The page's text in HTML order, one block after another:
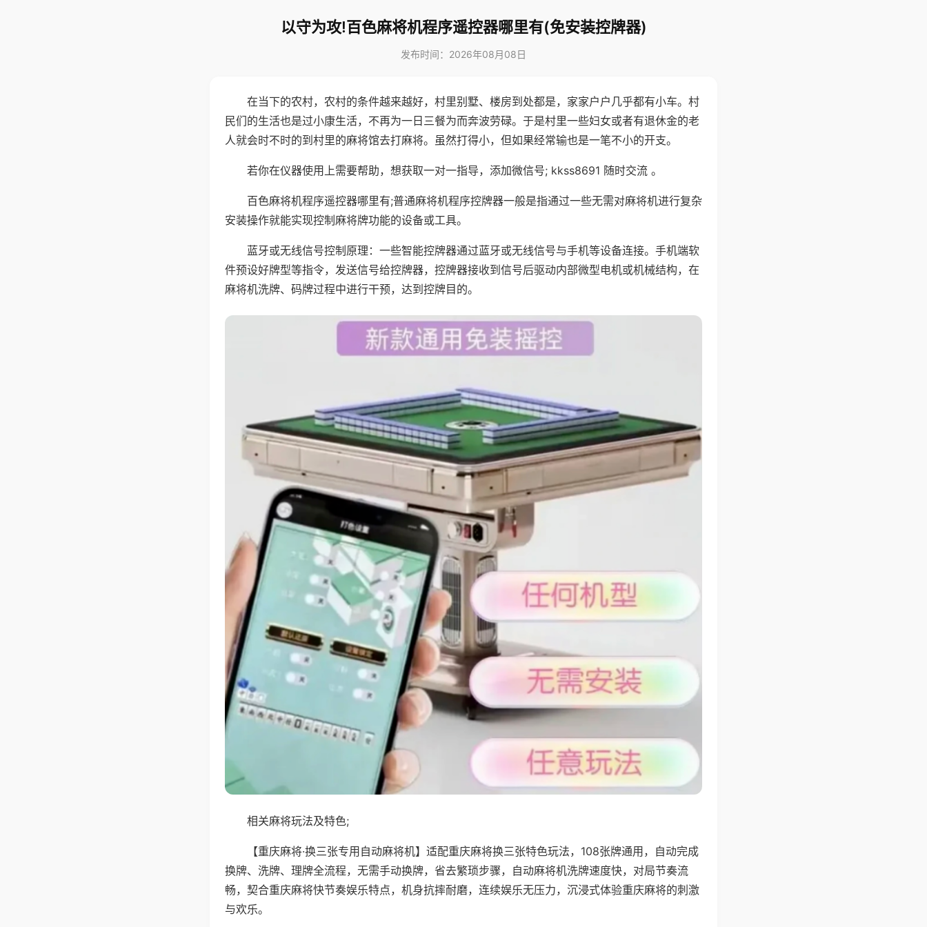
以守为攻!百色麻将机程序遥控器哪里有(免安装控牌器)
发布时间：2026年08月08日
在当下的农村，农村的条件越来越好，村里别墅、楼房到处都是，家家户户几乎都有小车。村
民们的生活也是过小康生活，不再为一日三餐为而奔波劳碌。于是村里一些妇女或者有退休金的老
人就会时不时的到村里的麻将馆去打麻将。虽然打得小，但如果经常输也是一笔不小的开支。
若你在仪器使用上需要帮助，想获取一对一指导，添加微信号; kkss8691 随时交流 。
百色麻将机程序遥控器哪里有;普通麻将机程序控牌器一般是指通过一些无需对麻将机进行复杂
安装操作就能实现控制麻将牌功能的设备或工具。
蓝牙或无线信号控制原理：一些智能控牌器通过蓝牙或无线信号与手机等设备连接。手机端软
件预设好牌型等指令，发送信号给控牌器，控牌器接收到信号后驱动内部微型电机或机械结构，在
麻将机洗牌、码牌过程中进行干预，达到控牌目的。
相关麻将玩法及特色;
【重庆麻将·换三张专用自动麻将机】适配重庆麻将换三张特色玩法，108张牌通用，自动完成
换牌、洗牌、理牌全流程，无需手动换牌，省去繁琐步骤，自动麻将机洗牌速度快，对局节奏流
畅，契合重庆麻将快节奏娱乐特点，机身抗摔耐磨，连续娱乐无压力，沉浸式体验重庆麻将的刺激
与欢乐。